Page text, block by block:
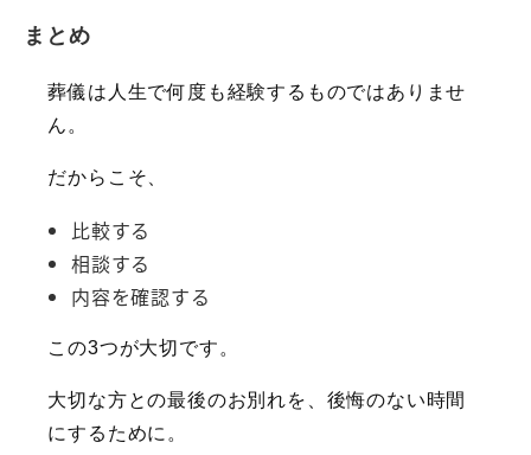
まとめ
葬儀は人生で何度も経験するものではありませ
ん。
だからこそ、
比較する
相談する
内容を確認する
この3つが大切です。
大切な方との最後のお別れを、後悔のない時間
にするために。